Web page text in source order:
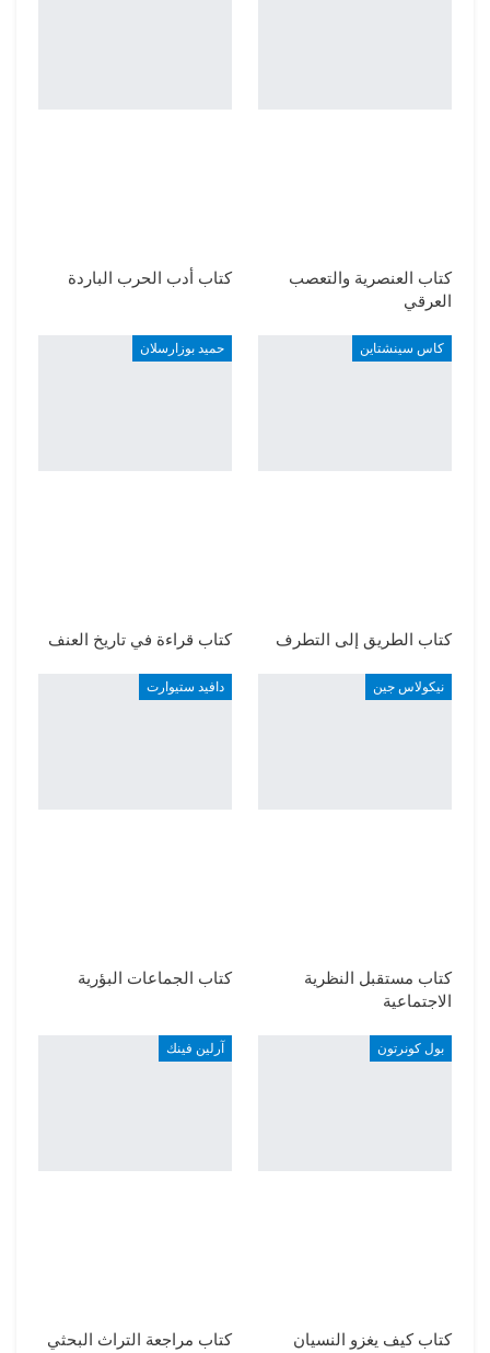
كتاب العنصرية والتعصب
العرقي
كتاب أدب الحرب الباردة
كاس سينشتاين
كتاب الطريق إلى التطرف
حميد بوزارسلان
كتاب قراءة في تاريخ العنف
نيكولاس جين
كتاب مستقبل النظرية
الاجتماعية
دافيد ستيوارت
كتاب الجماعات البؤرية
بول كونرتون
كتاب كيف يغزو النسيان
آرلين فينك
كتاب مراجعة التراث البحثي